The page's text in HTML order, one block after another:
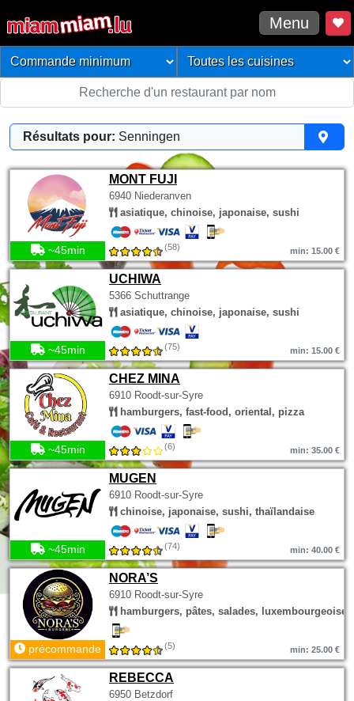
Menu
Résultats pour: Senningen
MONT FUJI
6940 Niederanven
asiatique, chinoise, japonaise, sushi
~45min (58) min: 15.00 €
UCHIWA
5366 Schuttrange
asiatique, chinoise, japonaise, sushi
~45min (75) min: 15.00 €
CHEZ MINA
6910 Roodt-sur-Syre
hamburgers, fast-food, oriental, pizza
~45min (6) min: 35.00 €
MUGEN
6910 Roodt-sur-Syre
chinoise, japonaise, sushi, thaïlandaise
~45min (74) min: 40.00 €
NORA’S
6910 Roodt-sur-Syre
hamburgers, pâtes, salades, luxembourgeoise
précommande (5) min: 25.00 €
REBECCA
6950 Betzdorf